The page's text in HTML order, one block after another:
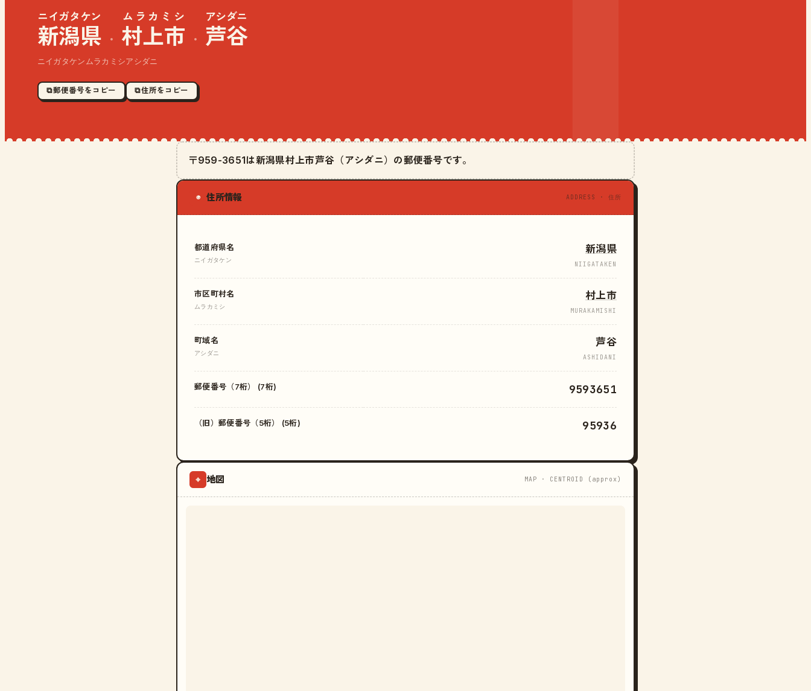
新潟県
ニイガタケン
· 村上市
ムラカミシ
· 芦谷
アシダニ
ニイガタケンムラカミシアシダニ
⧉ 郵便番号をコピー ⧉ 住所をコピー
〒959-3651は新潟県村上市芦谷（アシダニ）の郵便番号です。
◉ 住所情報 ADDRESS · 住所
都道府県名
ニイガタケン
新潟県
NIIGATAKEN
市区町村名
ムラカミシ
村上市
MURAKAMISHI
町域名
アシダニ
芦谷
ASHIDANI
郵便番号（7桁） (7桁) 9593651
（旧）郵便番号（5桁） (5桁) 95936
⌖ 地図 MAP · CENTROID (approx)